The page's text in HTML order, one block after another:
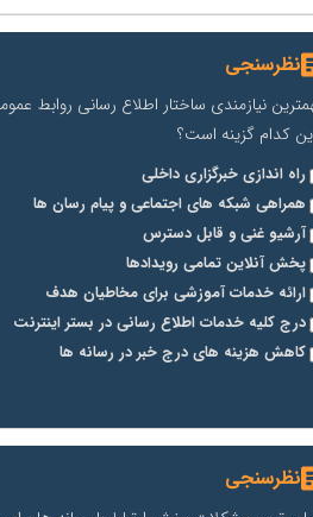
نظرسنجی
نیازمندی ساختار اطلاع رسانی روابط
کدام گزینه است؟
راه اندازی خبرگزاری داخلی
همراهی شبکه های اجتماعی و پیام رسان ها
آرشیو غنی و قابل دسترس
پخش آنلاین تمامی رویدادها
ارائه خدمات آموزشی برای مخاطیان هدف
درج کلیه خدمات اطلاع رسانی در بستر اینترنت
کاهش هزینه های درج خبر در رسانه ها
نظرسنجی